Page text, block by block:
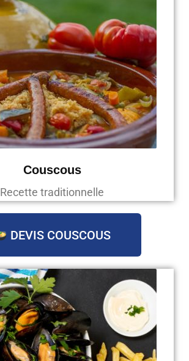
Couscous
Recette traditionnelle
DEVIS COUSCOUS